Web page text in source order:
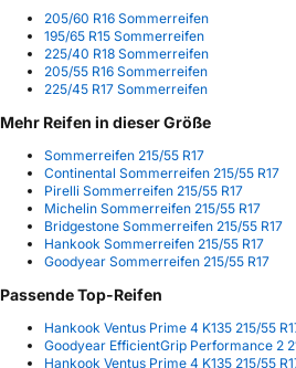
205/60 R16 Sommerreifen
195/65 R15 Sommerreifen
225/40 R18 Sommerreifen
205/55 R16 Sommerreifen
225/45 R17 Sommerreifen
Mehr Reifen in dieser Größe
Sommerreifen 215/55 R17
Continental Sommerreifen 215/55 R17
Pirelli Sommerreifen 215/55 R17
Michelin Sommerreifen 215/55 R17
Bridgestone Sommerreifen 215/55 R17
Hankook Sommerreifen 215/55 R17
Goodyear Sommerreifen 215/55 R17
Passende Top-Reifen
Hankook Ventus Prime 4 K135 215/55
Goodyear EfficientGrip Performance 2
Hankook Ventus Prime 4 K135 215/55